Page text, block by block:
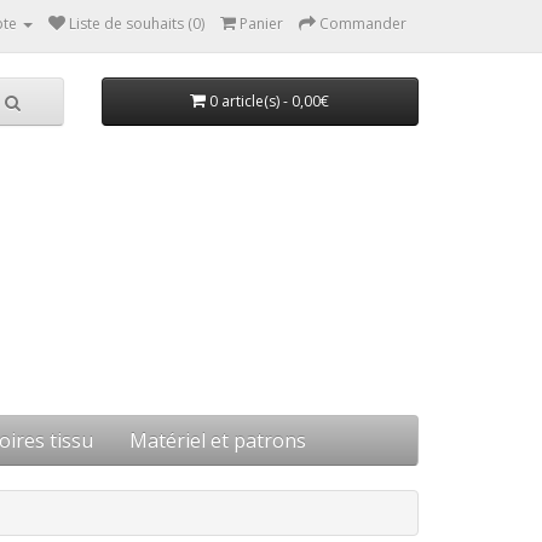
Liste de souhaits (0) Panier Commander
0 article(s) - 0,00€
tissu Matériel et patrons